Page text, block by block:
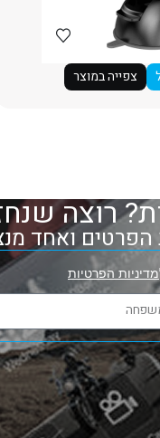
צפייה במוצר
רוצה
ואחד
מדיניות הפרטיות